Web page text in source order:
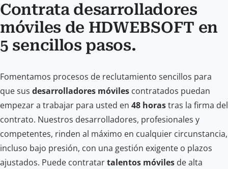
Contrata desarrolladores
móviles de HDWEBSOFT en
5 sencillos pasos.
Fomentamos procesos de reclutamiento sencillos para
que sus desarrolladores móviles contratados puedan
empezar a trabajar para usted en 48 horastras la firma del
contrato. Nuestros desarrolladores, profesionales y
competentes, rinden al máximo en cualquier circunstancia,
incluso bajo presión, con una gestión exigente o plazos
ajustados. Puede contratartalentos móviles de alta